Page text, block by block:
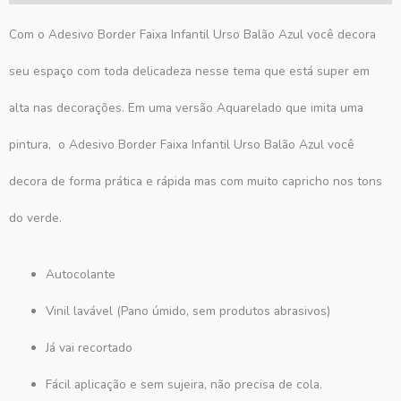
Com o Adesivo Border Faixa Infantil Urso Balão Azul você decora
seu espaço com toda delicadeza nesse tema que está super em
alta nas decorações. Em uma versão Aquarelado que imita uma
pintura, o Adesivo Border Faixa Infantil Urso Balão Azul você
decora de forma prática e rápida mas com muito capricho nos tons
do verde.
Autocolante
Vinil lavável (Pano úmido, sem produtos abrasivos)
Já vai recortado
Fácil aplicação e sem sujeira, não precisa de cola.